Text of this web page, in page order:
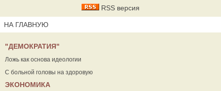
RSS версия
НА ГЛАВНУЮ
"ДЕМОКРАТИЯ"
Ложь как основа идеологии
С больной головы на здоровую
ЭКОНОМИКА